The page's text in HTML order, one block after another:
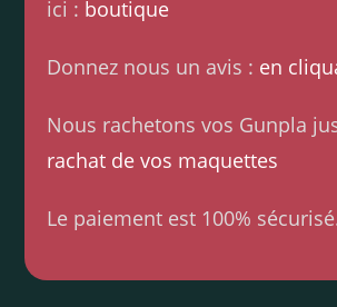
ici : boutique
Donnez nous un avis : en
Nous rachetons vos Gunpla
rachat de vos maquettes
Le paiement est 100%